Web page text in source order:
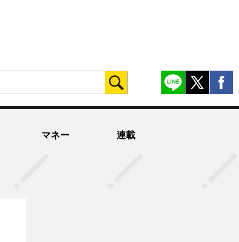
マネー 連載